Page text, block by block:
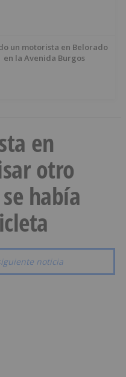
un motorista en Belorado
en la Avenida Burgos
en
otro
había
noticia